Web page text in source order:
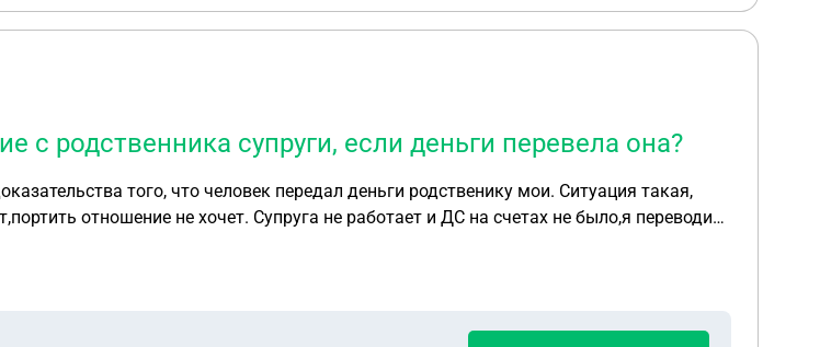
родственника супруги, если деньги перевела она?
того, что человек передал деньги родственику мои. Ситуация такая,
отношение не хочет. Супруга не работает и ДС на счетах не было,я переводил
счетах супруги были мои. (И как в таком случае обозвать этот иск и какие статьи
участвовать не желает, кроме предоставлени информации из банков о